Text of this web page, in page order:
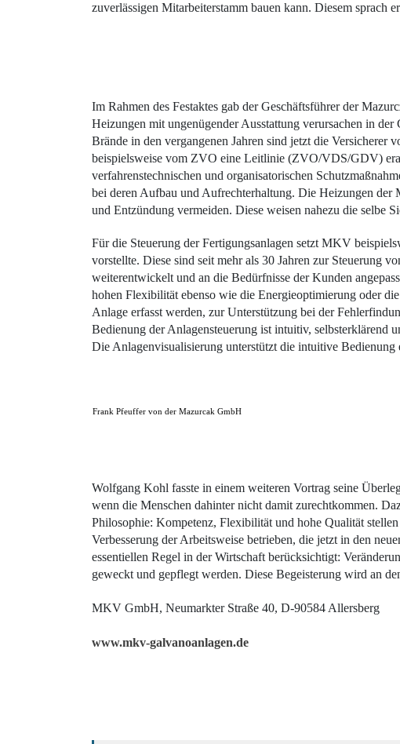
zuverlässigen Mitarbeiterstamm bauen kann. Diesem sprach
Im Rahmen des Festaktes gab der Geschäftsführer der
Heizungen mit ungenügender Ausstattung verursachen in
Brände in den vergangenen Jahren sind jetzt die Versicherer
beispielsweise vom ZVO eine Leitlinie (ZVO/VDS/GDV)
verfahrenstechnischen und organisatorischen
bei deren Aufbau und Aufrechterhaltung. Die Heizungen der
und Entzündung vermeiden. Diese weisen nahezu die selbe
Für die Steuerung der Fertigungsanlagen setzt MKV
vorstellte. Diese sind seit mehr als 30 Jahren zur Steuerung
weiterentwickelt und an die Bedürfnisse der Kunden
hohen Flexibilität ebenso wie die Energieoptimierung oder
Anlage erfasst werden, zur Unterstützung bei der
Bedienung der Anlagensteuerung ist intuitiv, selbsterklärend
Die Anlagenvisualisierung unterstützt die intuitive
Frank Pfeuffer von der Mazurcak GmbH
Wolfgang Kohl fasste in einem weiteren Vortrag seine
wenn die Menschen dahinter nicht damit zurechtkommen.
Philosophie: Kompetenz, Flexibilität und hohe Qualität
Verbesserung der Arbeitsweise betrieben, die jetzt in den
essentiellen Regel in der Wirtschaft berücksichtigt:
geweckt und gepflegt werden. Diese Begeisterung wird an
MKV GmbH, Neumarkter Straße 40, D-90584 Allersberg
www.mkv-galvanoanlagen.de